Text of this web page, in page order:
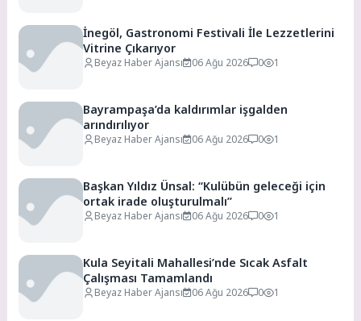
İnegöl, Gastronomi Festivali İle Lezzetlerini
Vitrine Çıkarıyor
Beyaz Haber Ajansı 06 Ağu 2026 0 1
Bayrampaşa’da kaldırımlar işgalden
arındırılıyor
Beyaz Haber Ajansı 06 Ağu 2026 0 1
Başkan Yıldız Ünsal: “Kulübün geleceği için
ortak irade oluşturulmalı”
Beyaz Haber Ajansı 06 Ağu 2026 0 1
Kula Seyitali Mahallesi’nde Sıcak Asfalt
Çalışması Tamamlandı
Beyaz Haber Ajansı 06 Ağu 2026 0 1